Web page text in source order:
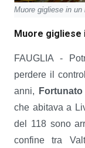
Muore gigliese in
Muore gigliese
FAUGLIA -
perdere il
anni,
che abitava a
del 118 sono
confine tra